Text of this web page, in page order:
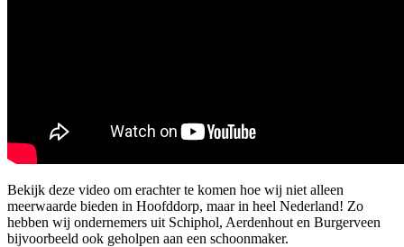
Bekijk deze video om erachter te komen hoe wij niet alleen
meerwaarde bieden in Hoofddorp, maar in heel Nederland! Zo
hebben wij ondernemers uit Schiphol, Aerdenhout en Burgerveen
bijvoorbeeld ook geholpen aan een schoonmaker.